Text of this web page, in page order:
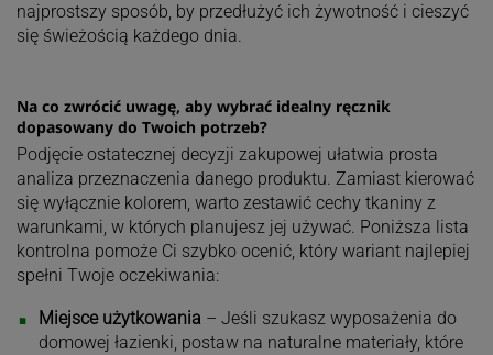
najprostszy sposób, by przedłużyć ich żywotność i cieszyć
się świeżością każdego dnia.
Na co zwrócić uwagę, aby wybrać idealny ręcznik
dopasowany do Twoich potrzeb?
Podjęcie ostatecznej decyzji zakupowej ułatwia prosta
analiza przeznaczenia danego produktu. Zamiast kierować
się wyłącznie kolorem, warto zestawić cechy tkaniny z
warunkami, w których planujesz jej używać. Poniższa lista
kontrolna pomoże Ci szybko ocenić, który wariant najlepiej
spełni Twoje oczekiwania:
Miejsce użytkowania – Jeśli szukasz wyposażenia do
domowej łazienki, postaw na naturalne materiały, które